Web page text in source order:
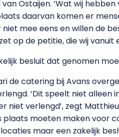
Ostaijen. ‘Wat wij
daarvan komen er
mee eens en willen de
op de petitie, die wij vanuit
besluit dat genomen
de catering bij Avans
‘Dit speelt niet alleen
niet verlengd’, zegt
moeten maken voor
maar een zakelijk